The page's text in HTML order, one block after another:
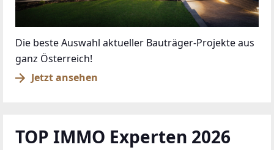
Die beste Auswahl aktueller Bauträger-Projekte aus
ganz Österreich!
Jetzt ansehen
TOP IMMO Experten 2026